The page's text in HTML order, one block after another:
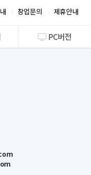
창업문의 제휴안내
PC버전